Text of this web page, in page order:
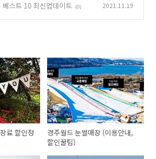
스트 10 최신업데이트 (0) 2021.11.19
료 할인정
경주월드 눈썰매장 (이용안내,
할인꿀팁)